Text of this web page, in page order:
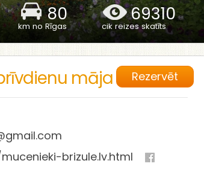
80
km no Rīgas
69310
cik reizes skatīts
māja Rezervēt
brizule.lv.html